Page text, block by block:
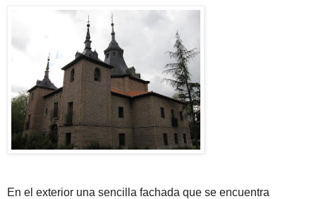
En el exterior una sencilla fachada que se encuentra